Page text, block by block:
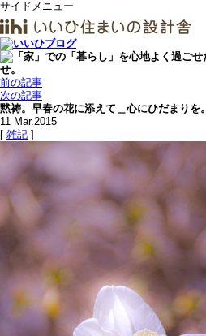
サイドメニュー
前の記事
次の記事
黙祷。早春の花に添えて＿心にひだまりを。
11 Mar.2015
[ 雑記 ]